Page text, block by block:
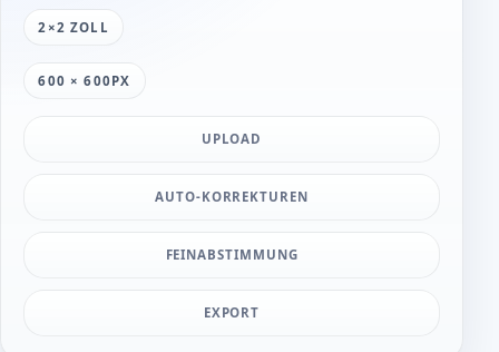
2×2 ZOLL
600 × 600PX
UPLOAD
AUTO-KORREKTUREN
FEINABSTIMMUNG
EXPORT